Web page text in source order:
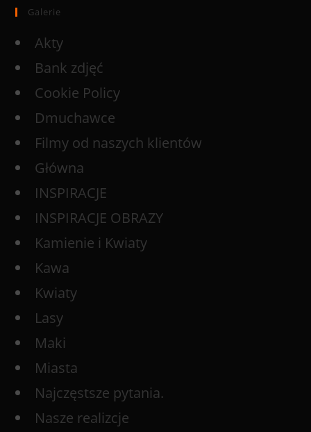
Galerie
Akty
Bank zdjęć
Cookie Policy
Dmuchawce
Filmy od naszych klientów
Główna
INSPIRACJE
INSPIRACJE OBRAZY
Kamienie i Kwiaty
Kawa
Kwiaty
Lasy
Maki
Miasta
Najczęstsze pytania.
Nasze realizcje